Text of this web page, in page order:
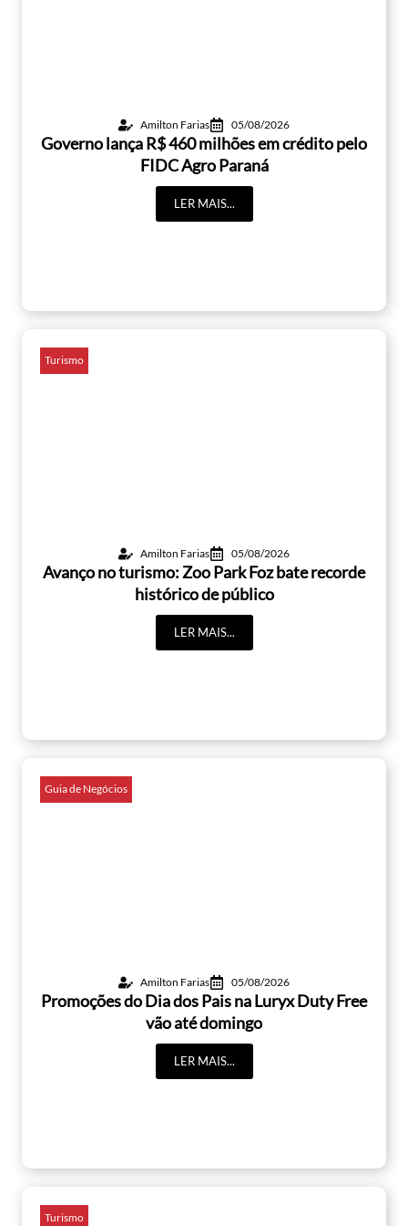
Amilton Farias 05/08/2026
Governo lança R$ 460 milhões em crédito pelo
FIDC Agro Paraná
LER MAIS...
Turismo
Amilton Farias 05/08/2026
Avanço no turismo: Zoo Park Foz bate recorde
histórico de público
LER MAIS...
Guia de Negócios
Amilton Farias 05/08/2026
Promoções do Dia dos Pais na Luryx Duty Free
vão até domingo
LER MAIS...
Turismo